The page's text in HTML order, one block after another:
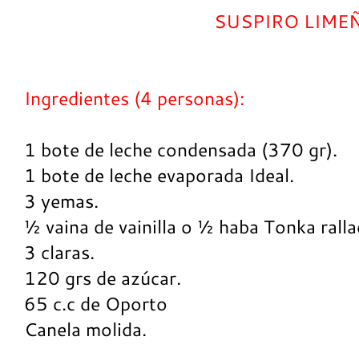
SUSPIRO
Ingredientes (4 personas):
1 bote de leche condensada (370 gr).
1 bote de leche evaporada Ideal.
3 yemas.
½ vaina de vainilla o ½ haba Tonka
3 claras.
120 grs de azúcar.
65 c.c de Oporto
Canela molida.